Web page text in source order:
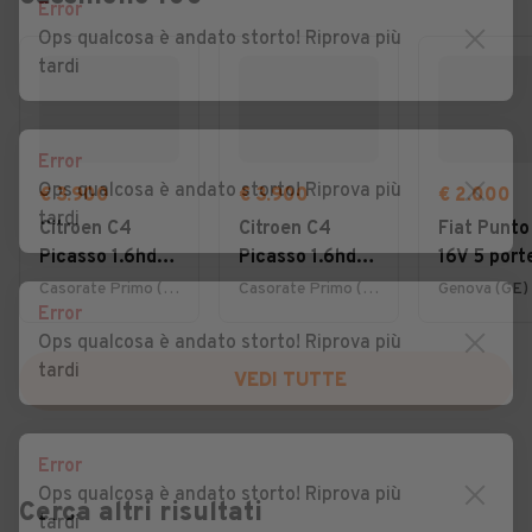
€ 3.900
Citroen C4
Picasso 1.6hdi
7posti 2012
Casorate Primo (PV)
€ 3.900
Citroen C4
Picasso 1.6hdi
7posti 2012
Casorate Primo (PV)
€ 2.000
Fiat Punto
16V 5
Emotion
Genova (GE)
VEDI TUTTE
Cerca altri risultati
Error
Ops qualcosa è andato storto! Riprova più
tardi
Error
Ops qualcosa è andato storto! Riprova più
tardi
Error
Ops qualcosa è andato storto! Riprova più
tardi
Error
Ops qualcosa è andato storto! Riprova più
tardi